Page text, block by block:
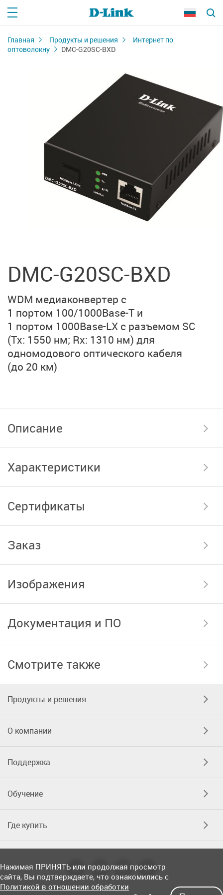
Главная Продукты и решения
Интернет по
оптоволокну
DMC-G20SC-BXD
DMC-G20SC-BXD
WDM медиаконвертер с
1 портом 100/1000Base-T и
1 портом 1000Base-LX с разъемом SC
(Тx: 1550 нм; Rx: 1310 нм) для
одномодового оптического кабеля
(до 20 км)
Описание
Характеристики
Сертификаты
Заказ
Изображения
Документация и ПО
Смотрите также
Продукты и решения
О компании
Поддержка
Обучение
Где купить
Нажимая ПРИНЯТЬ или продолжая просмотр
сайта, Вы подтверждаете, что ознакомились с
Политикой в отношении обработки